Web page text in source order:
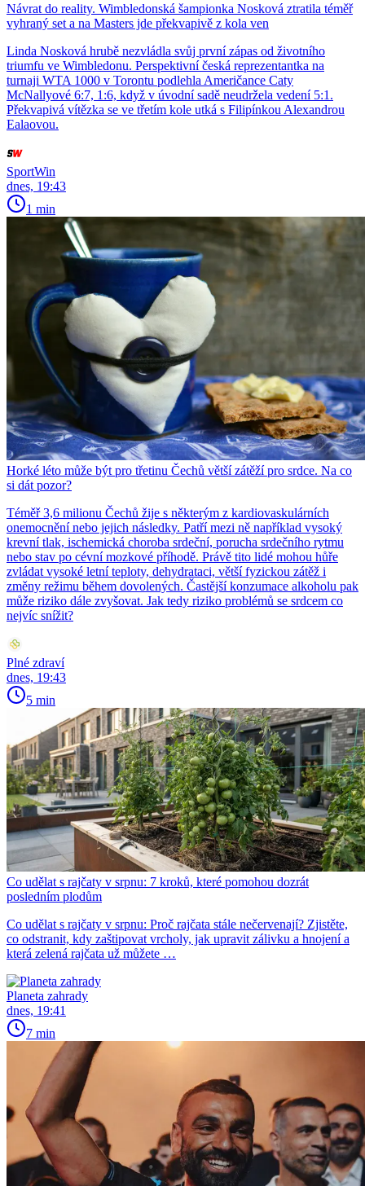
Návrat do reality. Wimbledonská šampionka Nosková ztratila téměř
vyhraný set a na Masters jde překvapivě z kola ven
Linda Nosková hrubě nezvládla svůj první zápas od životního
triumfu ve Wimbledonu. Perspektivní česká reprezentantka na
turnaji WTA 1000 v Torontu podlehla Američance Caty
McNallyové 6:7, 1:6, když v úvodní sadě neudržela vedení 5:1.
Překvapivá vítězka se ve třetím kole utká s Filipínkou Alexandrou
Ealaovou.
SportWin
dnes, 19:43
1 min
Horké léto může být pro třetinu Čechů větší zátěží pro srdce. Na co
si dát pozor?
Téměř 3,6 milionu Čechů žije s některým z kardiovaskulárních
onemocnění nebo jejich následky. Patří mezi ně například vysoký
krevní tlak, ischemická choroba srdeční, porucha srdečního rytmu
nebo stav po cévní mozkové příhodě. Právě tito lidé mohou hůře
zvládat vysoké letní teploty, dehydrataci, větší fyzickou zátěž i
změny režimu během dovolených. Častější konzumace alkoholu pak
může riziko dále zvyšovat. Jak tedy riziko problémů se srdcem co
nejvíc snížit?
Plné zdraví
dnes, 19:43
5 min
Co udělat s rajčaty v srpnu: 7 kroků, které pomohou dozrát
posledním plodům
Co udělat s rajčaty v srpnu: Proč rajčata stále nečervenají? Zjistěte,
co odstranit, kdy zaštipovat vrcholy, jak upravit zálivku a hnojení a
která zelená rajčata už můžete …
Planeta zahrady
dnes, 19:41
7 min